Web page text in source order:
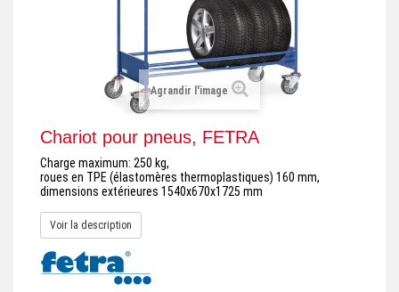
Agrandir l'image
Chariot pour pneus, FETRA
Charge maximum: 250 kg,
roues en TPE (élastomères thermoplastiques) 160 mm,
dimensions extérieures 1540x670x1725 mm
Voir la description